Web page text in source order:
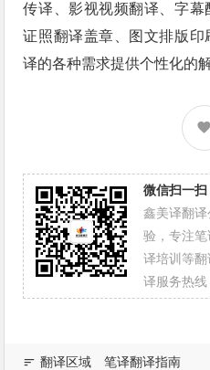
传译、影视视频翻译、字幕
证照翻译盖章、图文排版
译的各种需求提供个性化的
微信扫一扫
鑫美译翻
验，专注
译培训等
译服务热线
翻译区域 笔译翻译指南